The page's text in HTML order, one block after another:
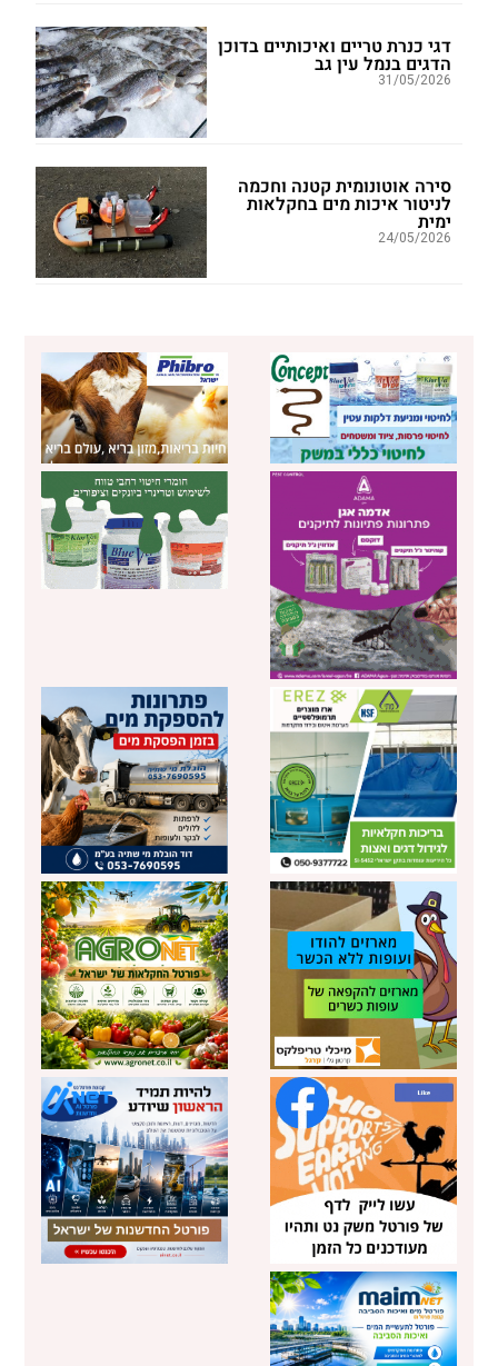
דגי כנרת טריים ואיכותיים בדוכן
הדגים בנמל עין גב
31/05/2026
סירה אוטונומית קטנה וחכמה
לניטור איכות מים בחקלאות
ימית
24/05/2026